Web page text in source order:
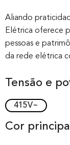
out of 0
based on
customer
Aliando
Elétrica oferece
pessoas e
da rede elétrica
Tensão e
415V~
Cor